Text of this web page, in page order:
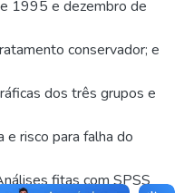
1995 e dezembro de
conservador; e
dos três grupos e
e risco para falha do
fitas com SPSS